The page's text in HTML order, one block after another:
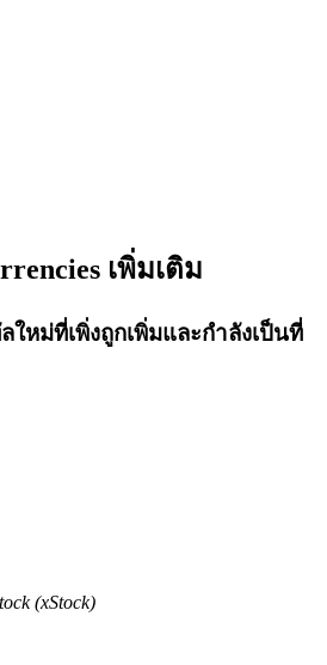
าวและผลประโยชน์ที่ยืดหยุ่น
เพิ่มเติม
ใหม่ที่เพิ่งถูกเพิ่มและกำลังเป็นที่
(xStock)